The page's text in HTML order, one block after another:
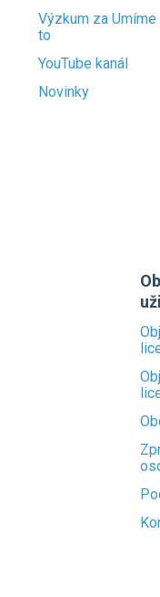
Výzkum za Umíme
to
YouTube kanál
Novinky